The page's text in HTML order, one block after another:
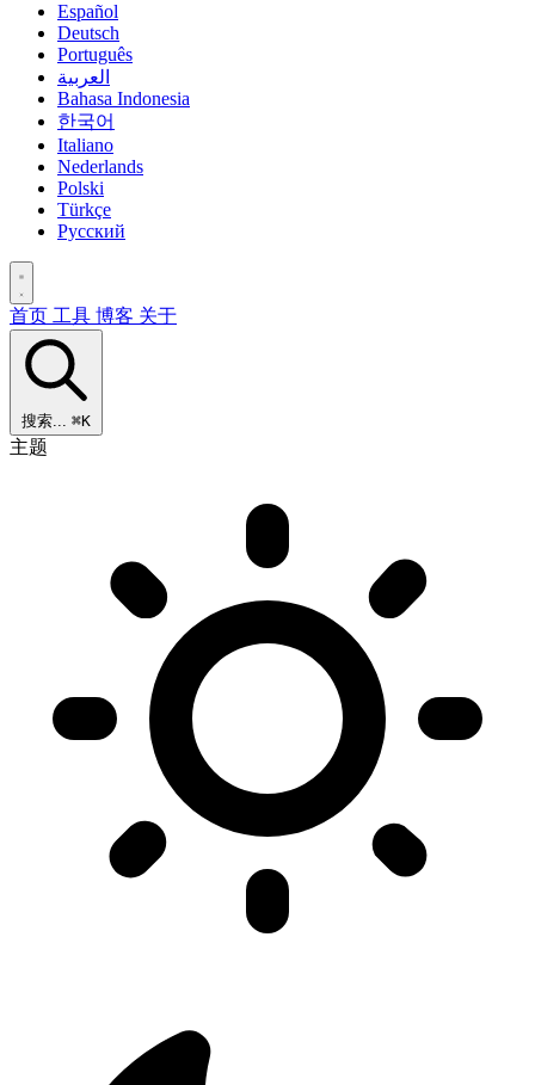
Español
Deutsch
Português
العربية
Bahasa Indonesia
한국어
Italiano
Nederlands
Polski
Türkçe
Русский
首页 工具 博客 关于
搜索... ⌘K
主题